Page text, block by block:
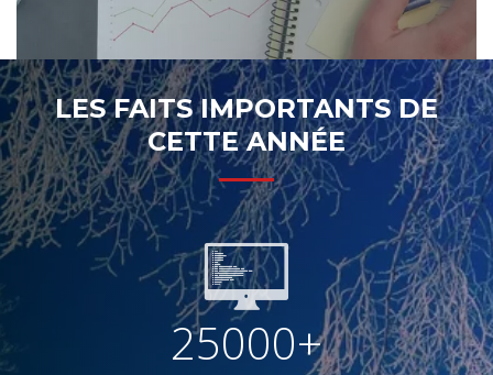
LES FAITS IMPORTANTS DE
CETTE ANNÉE
25000+